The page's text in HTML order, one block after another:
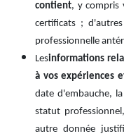
contient, y compris
certificats ;
professionnelle
Lesinformations
à vos expériences
date d'embauche,
statut
autre donnée